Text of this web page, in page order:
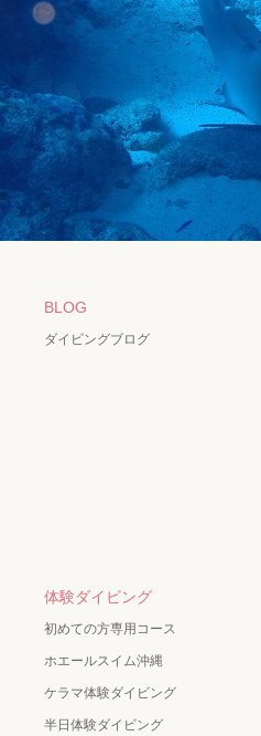
BLOG
ダイビングブログ
体験ダイビング
初めての方専用コース
ホエールスイム沖縄
ケラマ体験ダイビング
半日体験ダイビング